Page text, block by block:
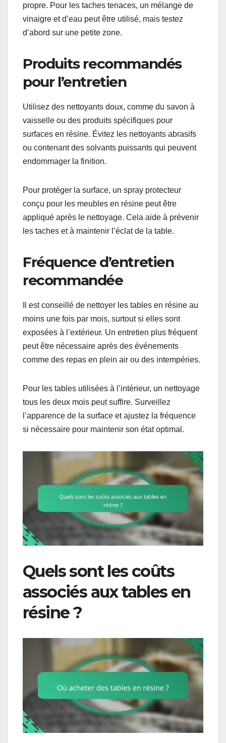
propre. Pour les taches tenaces, un mélange de
vinaigre et d’eau peut être utilisé, mais testez
d’abord sur une petite zone.
Produits recommandés
pour l’entretien
Utilisez des nettoyants doux, comme du savon à
vaisselle ou des produits spécifiques pour
surfaces en résine. Évitez les nettoyants abrasifs
ou contenant des solvants puissants qui peuvent
endommager la finition.
Pour protéger la surface, un spray protecteur
conçu pour les meubles en résine peut être
appliqué après le nettoyage. Cela aide à prévenir
les taches et à maintenir l’éclat de la table.
Fréquence d’entretien
recommandée
Il est conseillé de nettoyer les tables en résine au
moins une fois par mois, surtout si elles sont
exposées à l’extérieur. Un entretien plus fréquent
peut être nécessaire après des événements
comme des repas en plein air ou des intempéries.
Pour les tables utilisées à l’intérieur, un nettoyage
tous les deux mois peut suffire. Surveillez
l’apparence de la surface et ajustez la fréquence
si nécessaire pour maintenir son état optimal.
Quels sont les coûts
associés aux tables en
résine ?